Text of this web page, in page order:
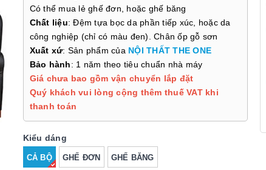
Có thể mua lẻ ghế đơn, hoặc ghế băng
Chất liệu: Đệm tựa bọc da phần tiếp xúc, hoặc da
công nghiệp (chỉ có màu đen). Chân ốp gỗ sơn
Xuất xứ: Sản phẩm của NỘI THẤT THE ONE
Bảo hành: 1 năm theo tiêu chuẩn nhà máy
Giá chưa bao gồm vận chuyển lắp đặt
Quý khách vui lòng cộng thêm thuế VAT khi
thanh toán
Kiểu dáng
CẢ BỘ GHẾ ĐƠN GHẾ BĂNG